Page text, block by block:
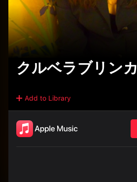
クルベラブリンカ
Add to Library